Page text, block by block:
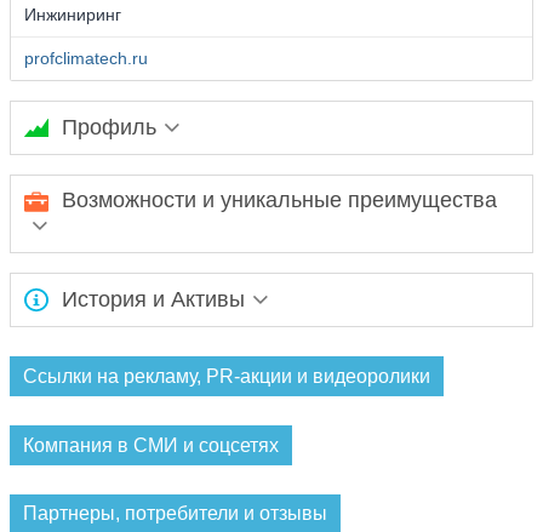
Инжиниринг
profclimatech.ru
Профиль
Кондиционеры, сплит-системы, системы вентиляции,
отопление, увлажнители. Все виды климатического
оборудования. Доставка по Москве и области,
проектирование, монтаж, ремонт и сервис, гарантийное и
постгарантийное обслуживание. Установка под ключ.
Консультации, бесплатный вызов специалиста. Возможность
Возможности и уникальные преимущества
Ожидается заполнение информации...
История и Активы
Ссылки на рекламу, PR-акции и видеоролики
Компания в СМИ и соцсетях
Партнеры, потребители и отзывы